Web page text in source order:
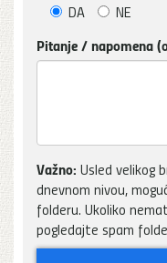
DA NE
Pitanje / napomena
Važno: Usled velikog
dnevnom nivou,
folderu. Ukoliko
pogledajte spam